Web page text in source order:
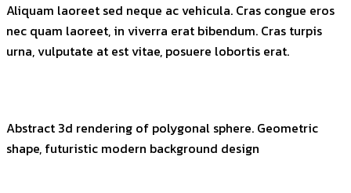
Aliquam laoreet sed neque ac vehicula. Cras congue eros
nec quam laoreet, in viverra erat bibendum. Cras turpis
urna, vulputate at est vitae, posuere lobortis erat.
Abstract 3d rendering of polygonal sphere. Geometric
shape, futuristic modern background design